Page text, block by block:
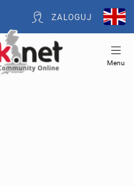
ZALOGUJ
Menu